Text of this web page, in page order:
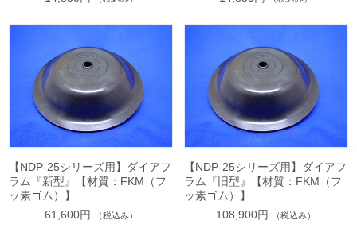
【NDP-25シリーズ用】ダイアフ
ラム『新型』【材質：FKM（フ
ッ素ゴム）】
61,600円
（税込み）
【NDP-25シリーズ用】ダイアフ
ラム『旧型』【材質：FKM（フ
ッ素ゴム）】
108,900円
（税込み）